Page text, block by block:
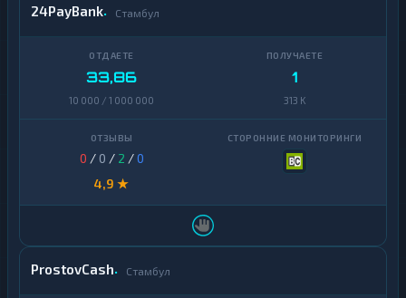
24PayBank Стамбул
33,86
10 000 / 1 000 000
1
313 K
0 / 0 / 2 /0
4,9 ★
ProstovCash Стамбул